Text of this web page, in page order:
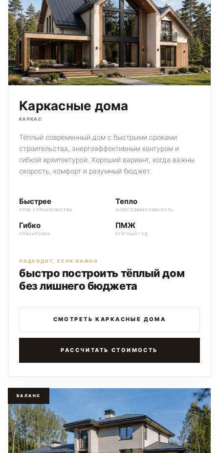
Каркасные дома
КАРКАС
Тёплый современный дом с быстрыми сроками
строительства, энергоэффективным контуром и
гибкой архитектурой. Хороший вариант, когда важны
скорость, комфорт и разумный бюджет.
Быстрее
СРОК СТРОИТЕЛЬСТВА
Тепло
ЭНЕРГОЭФФЕКТИВНОСТЬ
Гибко
ПЛАНИРОВКИ
ПМЖ
КРУГЛЫЙ ГОД
ПОДХОДИТ, ЕСЛИ ВАЖНО
быстро построить тёплый дом
без лишнего бюджета
СМОТРЕТЬ КАРКАСНЫЕ ДОМА
РАССЧИТАТЬ СТОИМОСТЬ
БАЛАНС